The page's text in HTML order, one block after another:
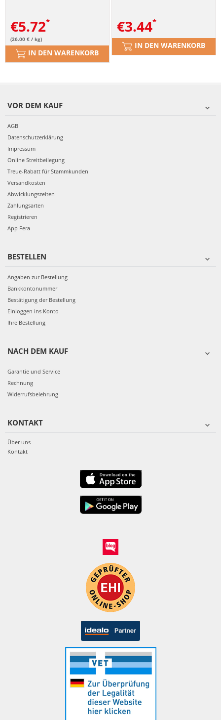
€5.72
(26.00 € / kg)
IN DEN WARENKORB
€3.44
IN DEN WARENKORB
VOR DEM KAUF
AGB
Datenschutzerklärung
Impressum
Online Streitbeilegung
Treue-Rabatt für Stammkunden
Versandkosten
Abwicklungszeiten
Zahlungsarten
Registrieren
App Fera
BESTELLEN
Angaben zur Bestellung
Bankkontonummer
Bestätigung der Bestellung
Einloggen ins Konto
Ihre Bestellung
NACH DEM KAUF
Garantie und Service
Rechnung
Widerrufsbelehrung
KONTAKT
Über uns
Kontakt